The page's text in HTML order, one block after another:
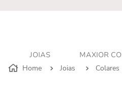
JOIAS MAXIOR
Joias
Colares